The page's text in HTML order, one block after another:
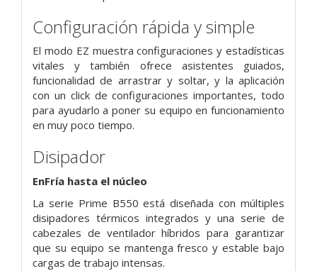
Configuración rápida y simple
El modo EZ muestra configuraciones y estadísticas
vitales y también ofrece asistentes guiados,
funcionalidad de arrastrar y soltar, y la aplicación
con un click de configuraciones importantes, todo
para ayudarlo a poner su equipo en funcionamiento
en muy poco tiempo.
Disipador
EnFría hasta el núcleo
La serie Prime B550 está diseñada con múltiples
disipadores térmicos integrados y una serie de
cabezales de ventilador híbridos para garantizar
que su equipo se mantenga fresco y estable bajo
cargas de trabajo intensas.